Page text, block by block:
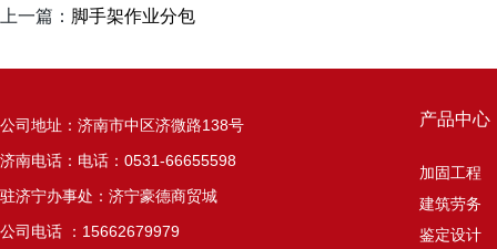
上一篇： 脚手架作业分包
公司地址：济南市中区济微路138号
济南电话：电话：0531-66655598
驻济宁办事处：济宁豪德商贸城
公司电话 ：15662679979
产品中心
加固工程
建筑劳务
鉴定设计